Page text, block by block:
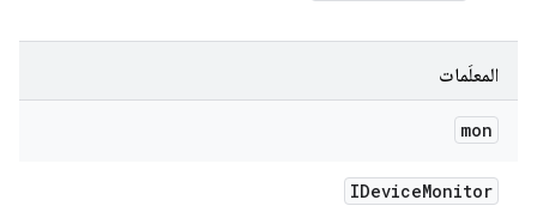
المعلَمات
mon
IDeviceMonitor